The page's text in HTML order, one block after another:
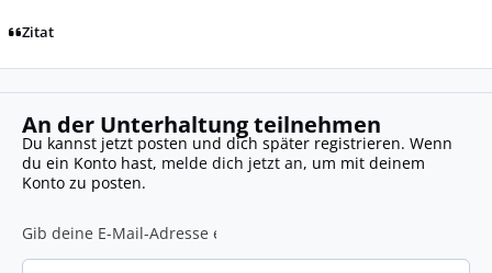
Zitat
An der Unterhaltung teilnehmen
Du kannst jetzt posten und dich später registrieren. Wenn
du ein Konto hast, melde dich jetzt an, um mit deinem
Konto zu posten.